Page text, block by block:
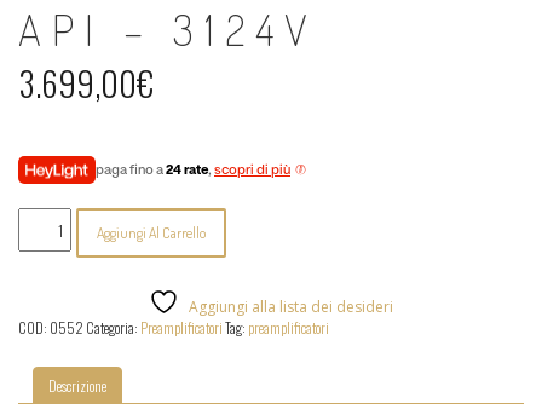
API – 3124V
3.699,00€
paga fino a24 rate, scopri di più
3124V
Aggiungi Al Carrello
Aggiungi alla lista dei desideri
COD: 0552 Categoria: PreamplificatoriTag: preamplificatori
Descrizione